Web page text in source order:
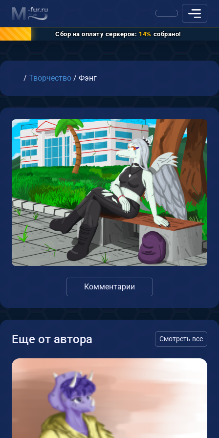
Сбор на оплату серверов: 14% собрано!
Главная
/ Творчество / Фэнг
Комментарии
Еще от автора Смотреть все